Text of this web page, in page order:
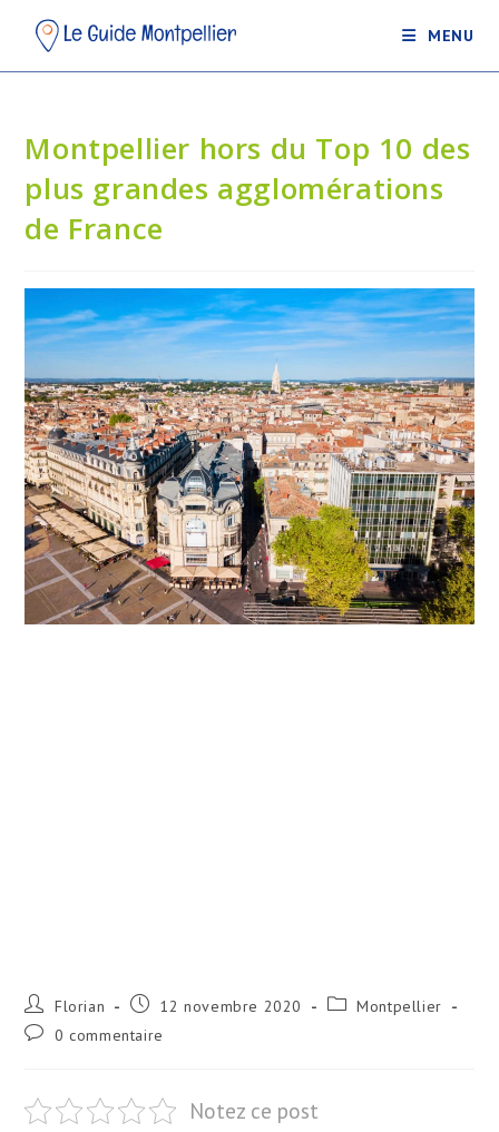
MENU
Montpellier hors du Top 10 des
plus grandes agglomérations
de France
Florian 12 novembre 2020
Montpellier
0 commentaire
Notez ce post